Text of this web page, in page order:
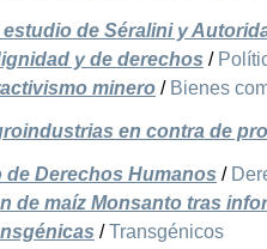
de Séralini y
y de derechos /
minero / Bienes
en contra de
Derechos Humanos /
de maíz Monsanto tras
/Transgénicos